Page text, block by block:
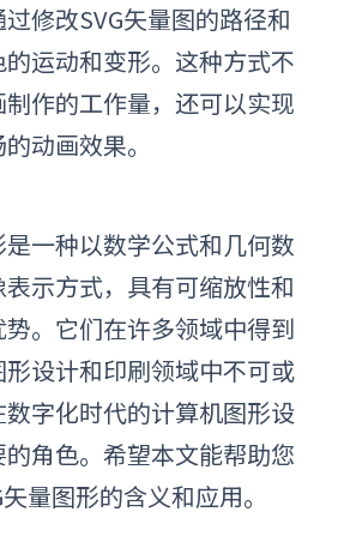
修改SVG矢量图的路径和
运动和变形。这种方式不
作的工作量，还可以实现
动画效果。
一种以数学公式和几何数
示方式，具有可缩放性和
。它们在许多领域中得到
设计和印刷领域中不可或
字化时代的计算机图形设
角色。希望本文能帮助您
矢量图形的含义和应用。